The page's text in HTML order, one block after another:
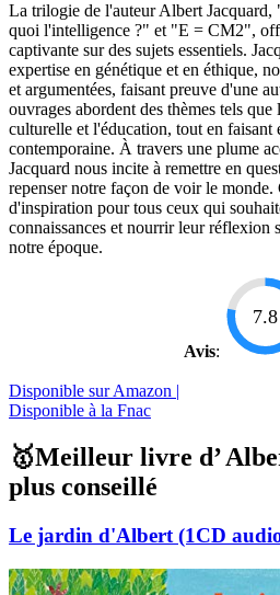
La trilogie de l'auteur Albert
quoi l'intelligence ?" et "E = CM2",
captivante sur des sujets essentiels.
expertise en génétique et en éthique,
et argumentées, faisant preuve d'une
ouvrages abordent des thèmes tels
culturelle et l'éducation, tout en faisant
contemporaine. À travers une plume
Jacquard nous incite à remettre en
repenser notre façon de voir le monde.
d'inspiration pour tous ceux qui
connaissances et nourrir leur réflexion
notre époque.
Avis:
7.8
Disponible sur Amazon |
Disponible à la Fnac
🥇Meilleur livre d’
plus conseillé
Le jardin d'Albert (1CD